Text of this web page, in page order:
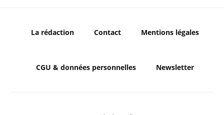
La rédaction Contact Mentions légales
CGU & données personnelles Newsletter